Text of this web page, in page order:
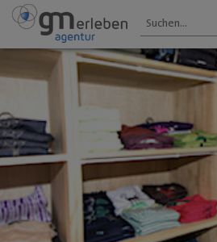
GM ENTDECKEN
Wir über uns
Gastronomie
Kultur
Einkaufen
VfL Gummersbach
ANGEBOTE
HEIMAT-JOKER®
FOREST ONE®
vytal® -
Mehrwegsystem
Aktionen der
Mitglieder
Stadtgespräch
GM | Der PODCAST